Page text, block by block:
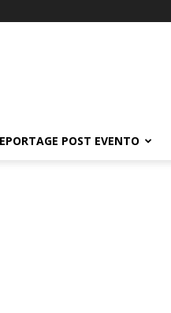
POST EVENTO